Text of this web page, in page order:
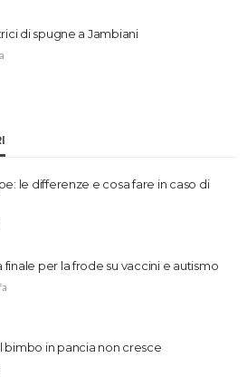
di spugne a Jambiani
le differenze e cosa fare in caso di
finale per la frode su vaccini e autismo
bimbo in pancia non cresce